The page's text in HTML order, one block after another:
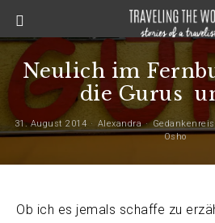
Neulich im
die Gurus
31. August 2014 Alexandra
Osho
Ob ich es jemals schaffe zu